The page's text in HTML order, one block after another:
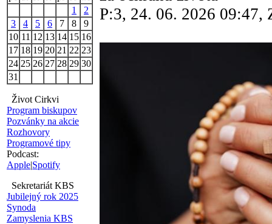
1
2
3
4 5 6 7 8
9
10 11 12 13 14 15 16
17 18 19 20 21 22 23
24 25 26 27 28 29 30
31
Život Cirkvi
Program biskupov
Pozvánky na akcie
Rozhovory
Programové tipy
Podcast:
Apple|Spotify
Sekretariát KBS
Jubilejný rok 2025
Synoda
Zamyslenia KBS
P:3, 24. 06. 2026 09:47,